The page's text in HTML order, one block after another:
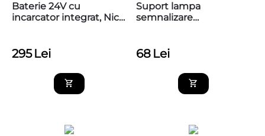
Baterie 24V cu
incarcator integrat, Nice
295 Lei
Suport lampa
semnalizare
68 Lei